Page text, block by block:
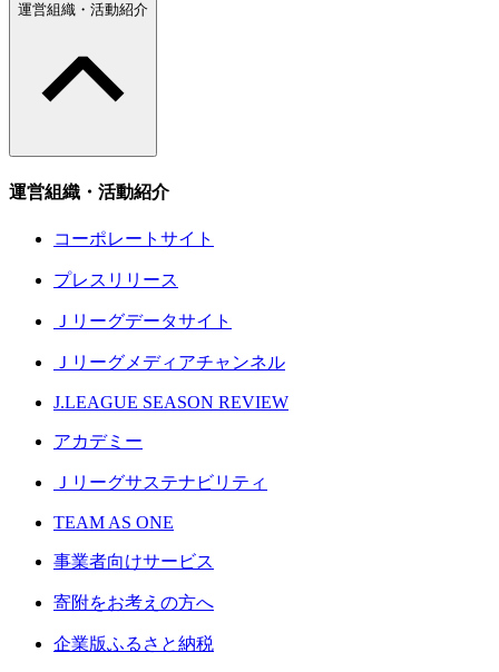
運営組織・活動紹介
運営組織・活動紹介
コーポレートサイト
プレスリリース
Ｊリーグデータサイト
Ｊリーグメディアチャンネル
J.LEAGUE SEASON REVIEW
アカデミー
Ｊリーグサステナビリティ
TEAM AS ONE
事業者向けサービス
寄附をお考えの方へ
企業版ふるさと納税